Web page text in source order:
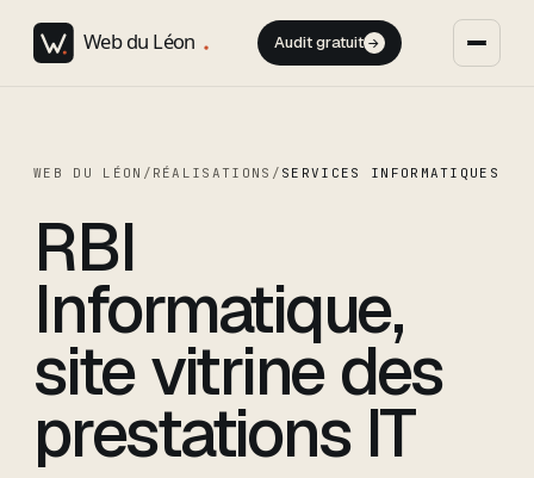
Audit gratuit →
WEB DU LÉON / RÉALISATIONS / SERVICES INFORMATIQUES
RBI
Informatique,
site vitrine des
prestations IT